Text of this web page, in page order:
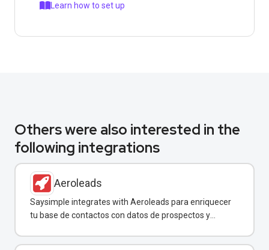
Learn how to set up
Others were also interested in the
following integrations
Aeroleads
Saysimple integrates with Aeroleads para enriquecer
tu base de contactos con datos de prospectos y